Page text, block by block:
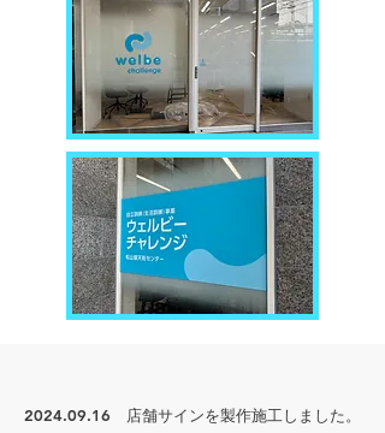
2024.09.16 店舗サインを製作施工しました。